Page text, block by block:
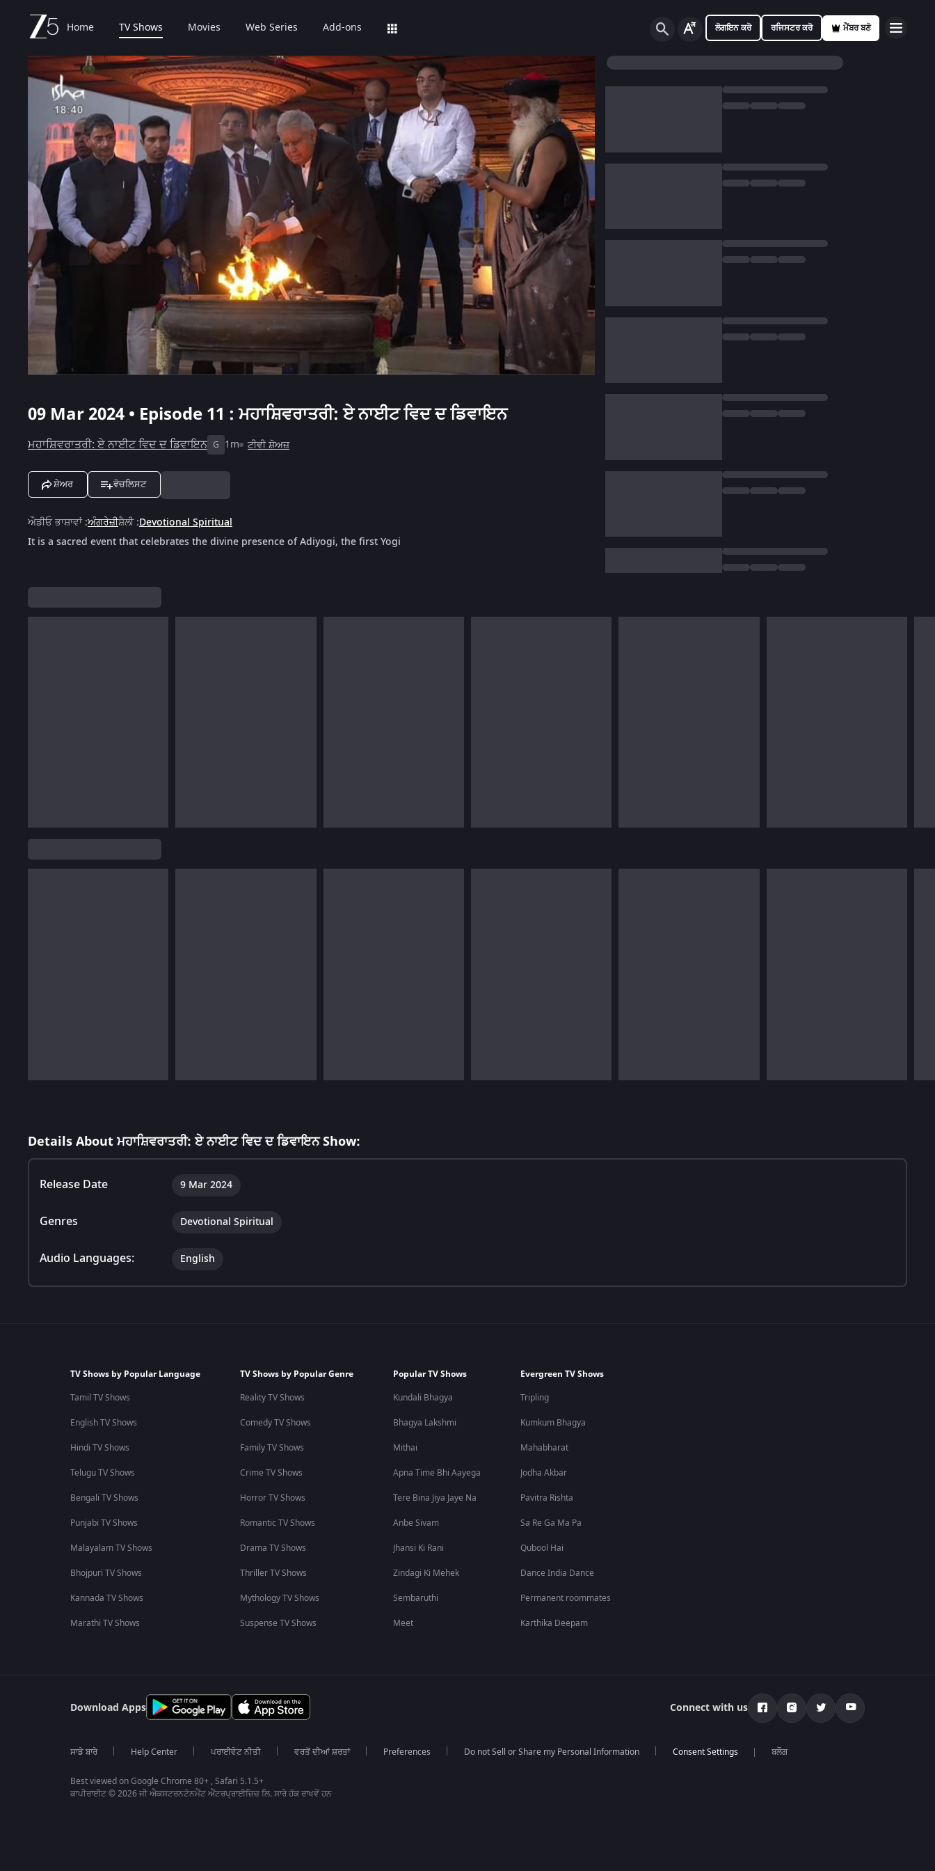
Home TV Shows Movies Web Series Add-ons ਲੋਗਇਨ ਕਰੋ ਰਜਿਸਟਰ ਕਰੋ ਮੈਂਬਰ ਬਣੋ
09 Mar 2024 • Episode 11 : ਮਹਾਸ਼ਿਵਰਾਤਰੀ: ਏ ਨਾਈਟ ਵਿਦ ਦ ਡਿਵਾਇਨ
ਮਹਾਸ਼ਿਵਰਾਤਰੀ: ਏ ਨਾਈਟ ਵਿਦ ਦ ਡਿਵਾਇਨ G 1m ਟੀਵੀ ਸ਼ੋਅਜ਼
ਸ਼ੇਅਰ ਵੋਚਲਿਸਟ
ਔਡੀਓ ਭਾਸ਼ਾਵਾਂ:ਅੰਗਰੇਜ਼ੀਸ਼ੈਲੀ:Devotional Spiritual
It is a sacred event that celebrates the divine presence of Adiyogi, the first Yogi
Details About ਮਹਾਸ਼ਿਵਰਾਤਰੀ: ਏ ਨਾਈਟ ਵਿਦ ਦ ਡਿਵਾਇਨ Show:
Release Date 9 Mar 2024
Genres Devotional Spiritual
Audio Languages: English
TV Shows by Popular Language
Tamil TV Shows
English TV Shows
Hindi TV Shows
Telugu TV Shows
Bengali TV Shows
Punjabi TV Shows
Malayalam TV Shows
Bhojpuri TV Shows
Kannada TV Shows
Marathi TV Shows
TV Shows by Popular Genre
Reality TV Shows
Comedy TV Shows
Family TV Shows
Crime TV Shows
Horror TV Shows
Romantic TV Shows
Drama TV Shows
Thriller TV Shows
Mythology TV Shows
Suspense TV Shows
Popular TV Shows
Kundali Bhagya
Bhagya Lakshmi
Mithai
Apna Time Bhi Aayega
Tere Bina Jiya Jaye Na
Anbe Sivam
Jhansi Ki Rani
Zindagi Ki Mehek
Sembaruthi
Meet
Evergreen TV Shows
Tripling
Kumkum Bhagya
Mahabharat
Jodha Akbar
Pavitra Rishta
Sa Re Ga Ma Pa
Qubool Hai
Dance India Dance
Permanent roommates
Karthika Deepam
Download Apps Connect with us
ਸਾਡੇ ਬਾਰੇ Help Center ਪਰਾਈਵੇਟ ਨੀਤੀ ਵਰਤੋਂ ਦੀਆਂ ਸ਼ਰਤਾਂ Preferences Do not Sell or Share my Personal Information ਬਲੌਗ
Best viewed on Google Chrome 80+ , Safari 5.1.5+
ਕਾਪੀਰਾਈਟ © 2026 ਜੀ ਐਕਸਟਰਨਟੇਨਮੈਂਟ ਐਂਟਰਪ੍ਰਾਈਜ਼ਿਜ਼ ਲਿ. ਸਾਰੇ ਹੱਕ ਰਾਖਵੇਂ ਹਨ